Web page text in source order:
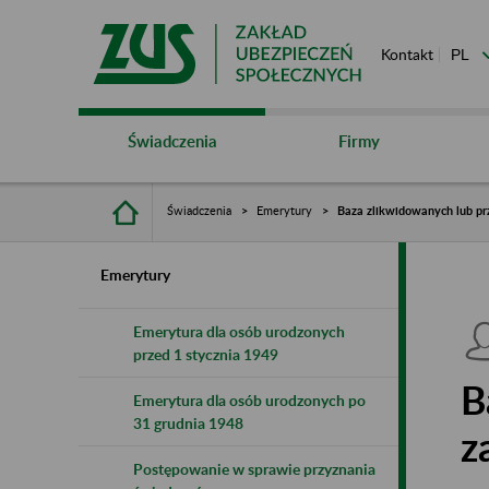
Kontakt
Świadczenia Firmy
Świadczenia Emerytury Baza zlikwidowanych lub
Emerytury
Emerytura dla osób urodzonych
przed 1 stycznia 1949
Emerytura dla osób urodzonych po
31 grudnia 1948
Postępowanie w sprawie przyznania